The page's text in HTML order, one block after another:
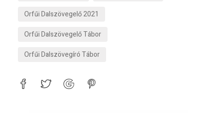
Orfűi Dalszövegelő 2021
Orfűi Dalszövegelő Tábor
Orfűi Dalszövegíró Tábor